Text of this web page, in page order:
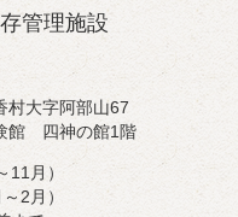
管理施設
村大字阿部山67
館 四神の館1階
月）
2月）